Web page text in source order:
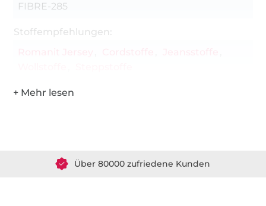
FIBRE-285
Stoffempfehlungen: